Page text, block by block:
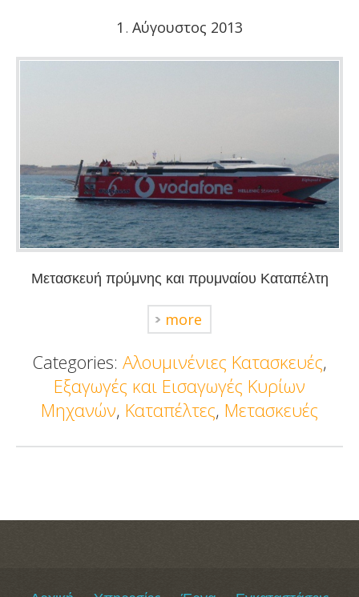
1 . Αύγουστος 2013
Μετασκευή πρύμνης και πρυμναίου Καταπέλτη
more
Categories: Αλουμινένιες Κατασκευές,
Εξαγωγές και Εισαγωγές Κυρίων
Μηχανών, Καταπέλτες, Μετασκευές